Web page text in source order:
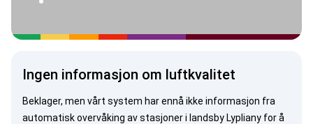
Ingen informasjon om luftkvalitet
Beklager, men vårt system har ennå ikke informasjon fra
automatisk overvåking av stasjoner i landsby Lypliany for å